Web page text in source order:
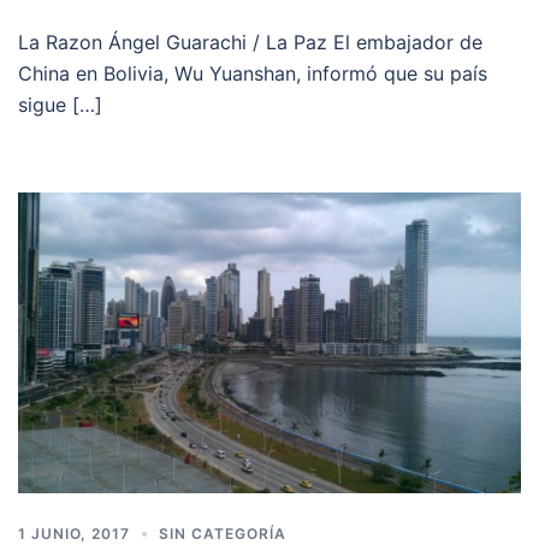
La Razon Ángel Guarachi / La Paz El embajador de
China en Bolivia, Wu Yuanshan, informó que su país
sigue […]
1 JUNIO, 2017 SIN CATEGORÍA